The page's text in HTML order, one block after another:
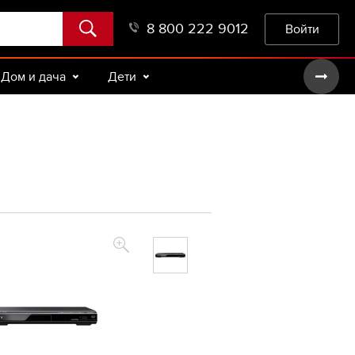
8 800 222 9012 Войти
Дом и дача Дети